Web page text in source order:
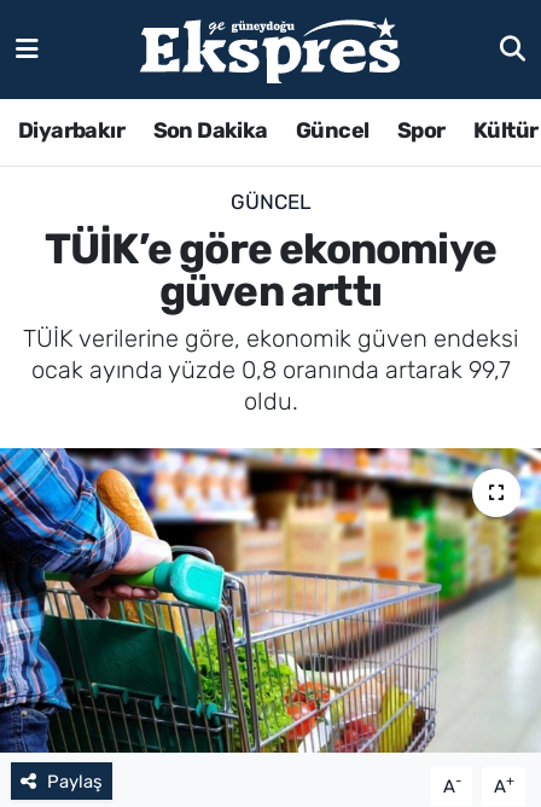
Diyarbakır Son Dakika Güncel Spor
GÜNCEL
TÜİK’e göre ekonomiye
güven arttı
TÜİK verilerine göre, ekonomik güven endeksi
ocak ayında yüzde 0,8 oranında artarak 99,7
oldu.
Paylaş A- A+